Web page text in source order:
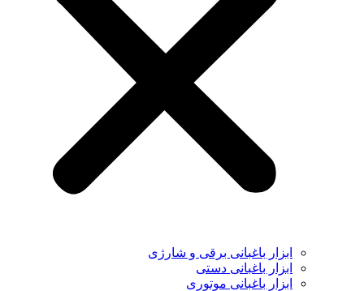
ابزار باغبانی برقی و شارژی
ابزار باغبانی دستی
ابزار باغبانی موتوری